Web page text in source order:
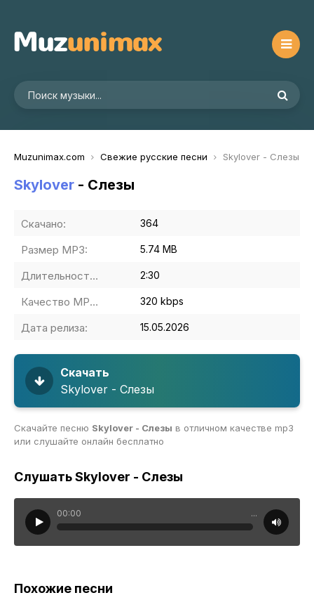
Muzunimax.com Свежие русские песни Skylover - Слезы
Skylover - Слезы
Скачано: 364
Размер MP3: 5.74 MB
Длительность MP3: 2:30
Качество MP3: 320 kbps
Дата релиза: 15.05.2026
Скачать
Skylover - Слезы
Скачайте песню Skylover - Слезы в отличном качестве mp3
или слушайте онлайн бесплатно
Слушать Skylover - Слезы
00:00 ...
Похожие песни